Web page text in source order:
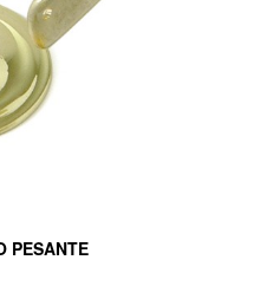
PESANTE